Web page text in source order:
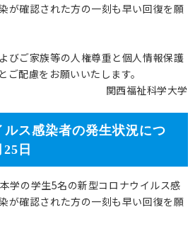
が確認された方の一刻も早い回復を願
びご家族等の人権尊重と個人情報保護
ご配慮をお願いいたします。
関西福祉科学大学
ス感染者の発生状況につ
日
学の学生5名の新型コロナウイルス感
が確認された方の一刻も早い回復を願